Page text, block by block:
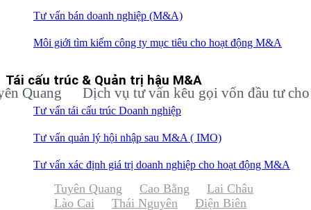
Tư vấn bán doanh nghiệp (M&A)
Môi giới tìm kiếm công ty mục tiêu cho hoạt động M&A
Tái cấu trúc & Quản trị hậu M&A
Tư vấn tái cấu trúc Doanh nghiệp
Tư vấn quản lý hội nhập sau M&A ( IMO)
Tư vấn xác định giá trị doanh nghiệp cho hoạt động M&A
Dịch vụ tư vấn kêu gọi vốn đầu tư cho
Tuyên Quang Cao Bằng
Lai Châu
Lào Cai
Thái Nguyên Điện Biên